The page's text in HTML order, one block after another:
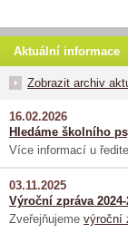
Aktuální informace
Zobrazit archiv
16.02.2026
Hledáme školního
Více informací u
03.11.2025
Výroční zpráva 2024-
Zveřejňujeme výroční